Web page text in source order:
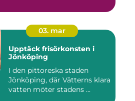
03. mar
Upptäck frisörkonsten i
Jönköping
I den pittoreska staden
Jönköping, där Vätterns klara
vatten möter stadens ...